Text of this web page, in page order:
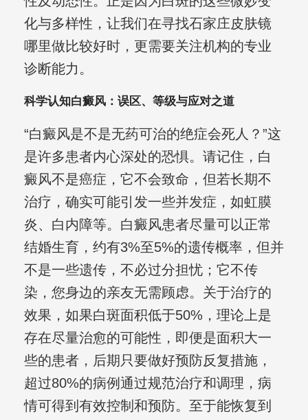
化与多样性，让我们在寻找石家庄皮肤镜
哪里做比较好时，更需要关注机构的专业
诊断能力。
科学认知白癜风：误区、等级与应对之道
“白癜风是不是无药可治的绝症会死人？”这
是许多患者内心深处的恐惧。请记住，白
癜风不是癌症，它不会致命，但若长期不
治疗，确实可能引发一些并发症，如虹膜
炎、白内障等。白癜风患者尽量可以正常
结婚生育，约有3%至5%的遗传概率，但并
不是一些遗传，不必过分担忧；它不传
染，您身边的亲友无需顾虑。关于治疗的
效果，如果白斑面积低于50%，理论上是
存在尽量治愈的可能性，即便是面积大一
些的患者，后期只要做好预防反复措施，
超过80%的病例通过规范治疗和调理，病
情可得到有效控制和预防。至于能恢复到